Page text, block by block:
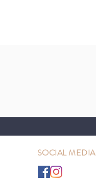
SOCIAL MEDIA